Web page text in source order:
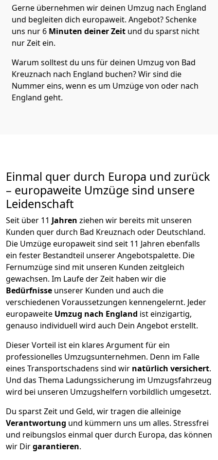
Gerne übernehmen wir deinen Umzug nach England
und begleiten dich europaweit. Angebot? Schenke
uns nur 6 Minuten deiner Zeit und du sparst nicht
nur Zeit ein.
Warum solltest du uns für deinen Umzug von Bad
Kreuznach nach England buchen? Wir sind die
Nummer eins, wenn es um Umzüge von oder nach
England geht.
Einmal quer durch Europa und zurück
– europaweite Umzüge sind unsere
Leidenschaft
Seit über 11 Jahren ziehen wir bereits mit unseren
Kunden quer durch Bad Kreuznach oder Deutschland.
Die Umzüge europaweit sind seit 11 Jahren ebenfalls
ein fester Bestandteil unserer Angebotspalette. Die
Fernumzüge sind mit unseren Kunden zeitgleich
gewachsen. Im Laufe der Zeit haben wir die
Bedürfnisse unserer Kunden und auch die
verschiedenen Voraussetzungen kennengelernt. Jeder
europaweite Umzug nach England ist einzigartig,
genauso individuell wird auch Dein Angebot erstellt.
Dieser Vorteil ist ein klares Argument für ein
professionelles Umzugsunternehmen. Denn im Falle
eines Transportschadens sind wir natürlich versichert.
Und das Thema Ladungssicherung im Umzugsfahrzeug
wird bei unseren Umzugshelfern vorbildlich umgesetzt.
Du sparst Zeit und Geld, wir tragen die alleinige
Verantwortung und kümmern uns um alles. Stressfrei
und reibungslos einmal quer durch Europa, das können
wir Dirgarantieren.